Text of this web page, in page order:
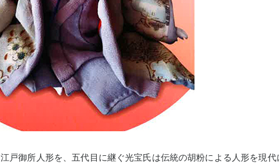
江戸御所人形を、五代目に継ぐ光宝氏は伝統の胡粉による人形を現代